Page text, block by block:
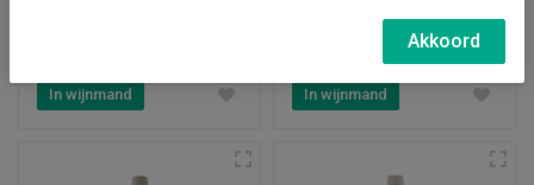
In wijnmand In wijnmand
Akkoord